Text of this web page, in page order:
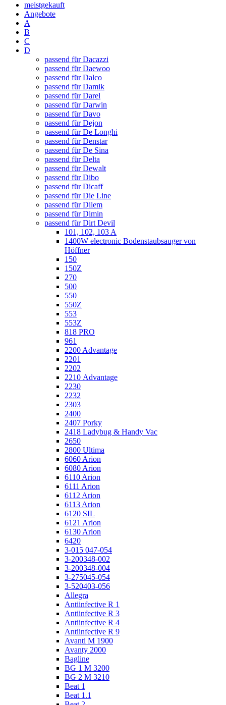
meistgekauft
Angebote
A
B
C
D
passend für Dacazzi
passend für Daewoo
passend für Dalco
passend für Damik
passend für Darel
passend für Darwin
passend für Davo
passend für Dejon
passend für De Longhi
passend für Denstar
passend für De Sina
passend für Delta
passend für Dewalt
passend für Dibo
passend für Dicaff
passend für Die Line
passend für Dilem
passend für Dimin
passend für Dirt Devil
101, 102, 103 A
1400W electronic Bodenstaubsauger von
Höffner
150
150Z
270
500
550
550Z
553
553Z
818 PRO
961
2200 Advantage
2201
2202
2210 Advantage
2230
2232
2303
2400
2407 Porky
2418 Ladybug & Handy Vac
2650
2800 Ultima
6060 Arion
6080 Arion
6110 Arion
6111 Arion
6112 Arion
6113 Arion
6120 SIL
6121 Arion
6130 Arion
6420
3-015 047-054
3-200348-002
3-200348-004
3-275045-054
3-520403-056
Allegra
Antiinfective R 1
Antiinfective R 3
Antiinfective R 4
Antiinfective R 9
Avanti M 1900
Avanty 2000
Bagline
BG 1 M 3200
BG 2 M 3210
Beat 1
Beat 1.1